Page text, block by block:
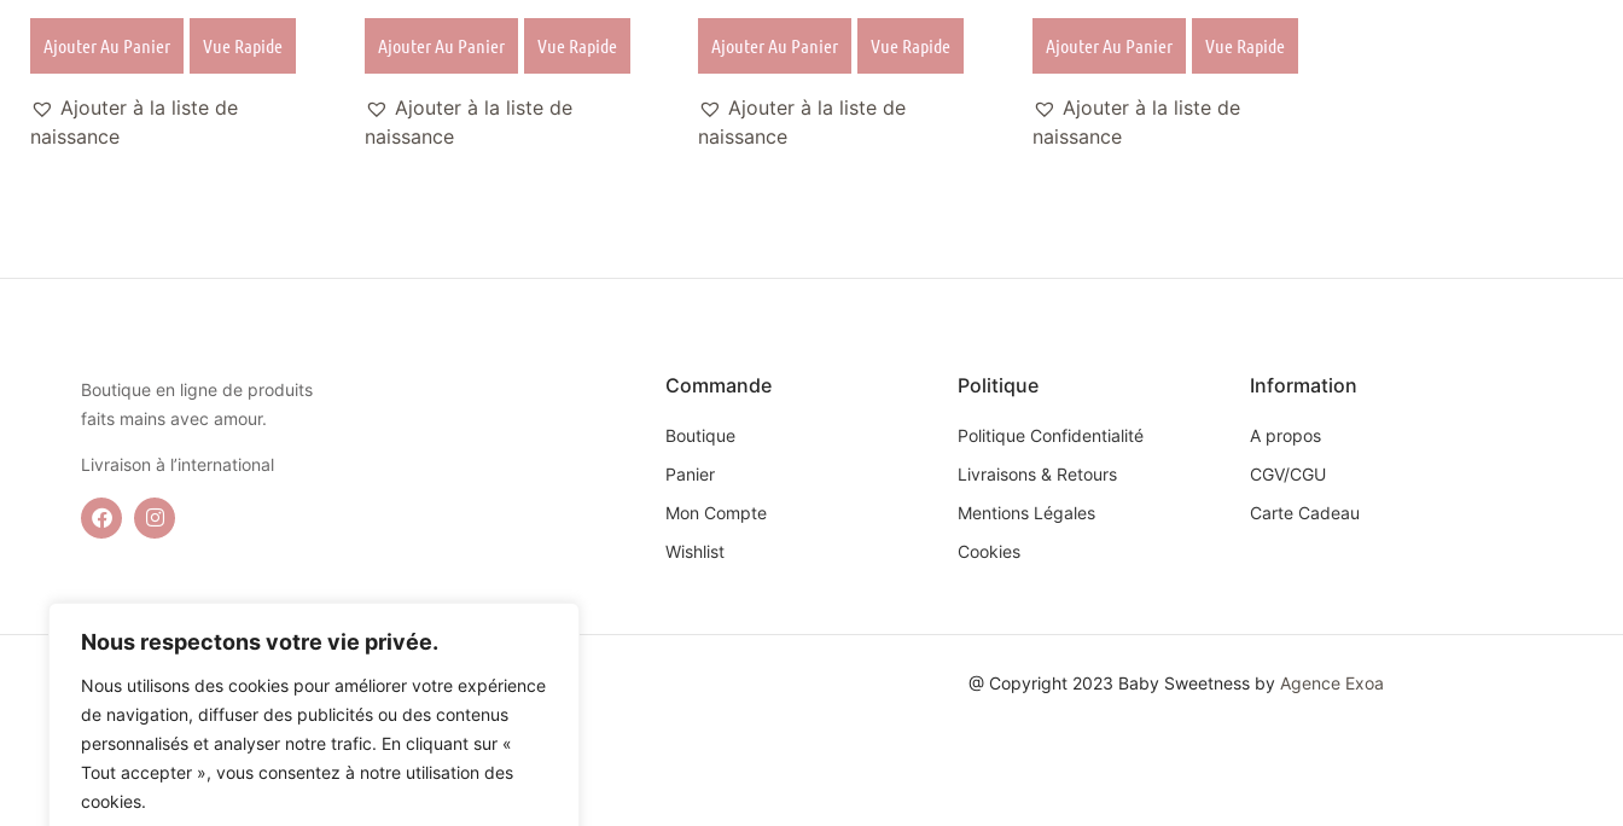
Nous respectons votre vie privée.
Nous utilisons des cookies pour améliorer votre expérience
de navigation, diffuser des publicités ou des contenus
personnalisés et analyser notre trafic. En cliquant sur «
Tout accepter », vous consentez à notre utilisation des
cookies.
Ajouter Au Panier Vue Rapide
Ajouter à la liste de
naissance
Ajouter Au Panier Vue Rapide
Ajouter à la liste de
naissance
Ajouter Au Panier Vue Rapide
Ajouter à la liste de
naissance
Ajouter Au Panier Vue Rapide
Ajouter à la liste de
naissance
Boutique en ligne de produits
faits mains avec amour.
Livraison à l’international
Commande
Boutique
Panier
Mon Compte
Wishlist
Politique
Politique Confidentialité
Livraisons & Retours
Mentions Légales
Cookies
Information
A propos
CGV/CGU
Carte Cadeau
@ Copyright 2023 Baby Sweetness by Agence Exoa